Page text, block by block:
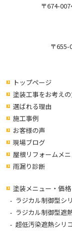
〒674-
〒655-
トップページ
塗装工事をお考え
選ばれる理由
施工事例
お客様の声
現場ブログ
屋根リフォームメ
雨漏り診断
塗装メニュー・価格
ラジカル制御型シ
ラジカル制御型遮
超低汚染遮熱シリ